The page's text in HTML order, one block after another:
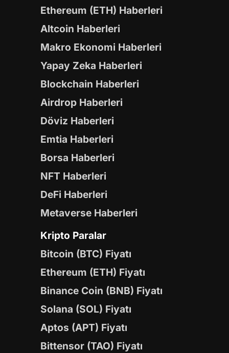
Ethereum (ETH) Haberleri
Altcoin Haberleri
Makro Ekonomi Haberleri
Yapay Zeka Haberleri
Blockchain Haberleri
Airdrop Haberleri
Döviz Haberleri
Emtia Haberleri
Borsa Haberleri
NFT Haberleri
DeFi Haberleri
Metaverse Haberleri
Kripto Paralar
Bitcoin (BTC) Fiyatı
Ethereum (ETH) Fiyatı
Binance Coin (BNB) Fiyatı
Solana (SOL) Fiyatı
Aptos (APT) Fiyatı
Bittensor (TAO) Fiyatı